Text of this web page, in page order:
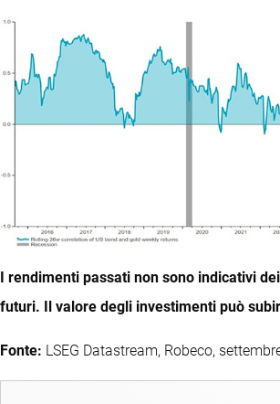
I rendimenti passati non sono indicativi
futuri. Il valore degli investimenti può
Fonte: LSEG Datastream, Robeco,